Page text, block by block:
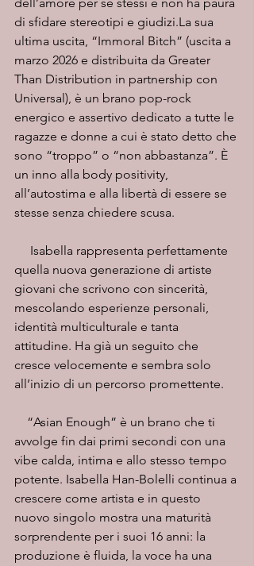
di sfidare stereotipi e giudizi.La sua
ultima uscita, “Immoral Bitch” (uscita a
marzo 2026 e distribuita da Greater
Than Distribution in partnership con
Universal), è un brano pop-rock
energico e assertivo dedicato a tutte le
ragazze e donne a cui è stato detto che
sono “troppo” o “non abbastanza”. È
un inno alla body positivity,
all’autostima e alla libertà di essere se
stesse senza chiedere scusa.
quella nuova generazione di artiste
giovani che scrivono con sincerità,
mescolando esperienze personali,
identità multiculturale e tanta
attitudine. Ha già un seguito che
cresce velocemente e sembra solo
all’inizio di un percorso promettente.
avvolge fin dai primi secondi con una
vibe calda, intima e allo stesso tempo
potente. Isabella Han-Bolelli continua a
crescere come artista e in questo
nuovo singolo mostra una maturità
sorprendente per i suoi 16 anni: la
produzione è fluida, la voce ha una